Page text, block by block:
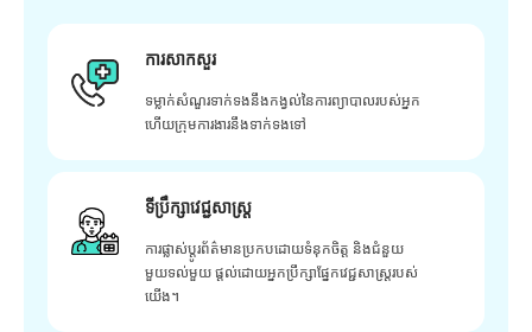
ការសាកសួរ
ទម្លាក់សំណួរទាក់ទងនឹងកង្វល់នៃការព្យាបាលរបស់អ្នក
ហើយក្រុមការងារនឹងទាក់ទងទៅ
ទីប្រឹក្សាវេជ្ជសាស្ត្រ
ការផ្លាស់ប្តូរព័ត៌មានប្រកបដោយទំនុកចិត្ត និងជំនួយ
មួយទល់មួយ ផ្តល់ដោយអ្នកប្រឹក្សាផ្នែកវេជ្ជសាស្រ្តរបស់
យើង។